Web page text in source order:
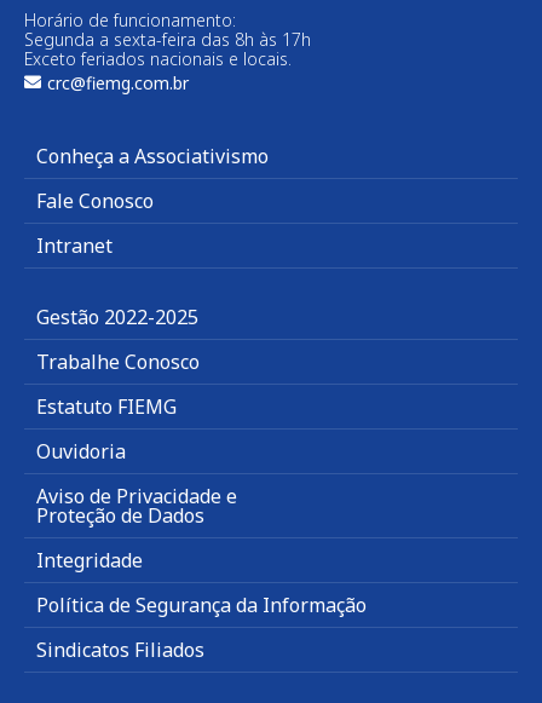
Horário de funcionamento:
Segunda a sexta-feira das 8h às 17h
Exceto feriados nacionais e locais.
crc@fiemg.com.br
Conheça a Associativismo
Fale Conosco
Intranet
Gestão 2022-2025
Trabalhe Conosco
Estatuto FIEMG
Ouvidoria
Aviso de Privacidade e
Proteção de Dados
Integridade
Política de Segurança da Informação
Sindicatos Filiados